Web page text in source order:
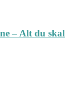
– Alt du skal